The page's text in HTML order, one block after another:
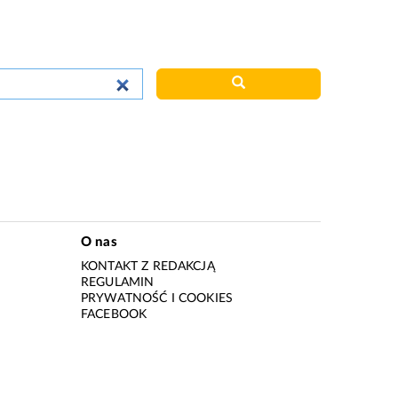
O nas
KONTAKT Z REDAKCJĄ
REGULAMIN
PRYWATNOŚĆ I COOKIES
FACEBOOK